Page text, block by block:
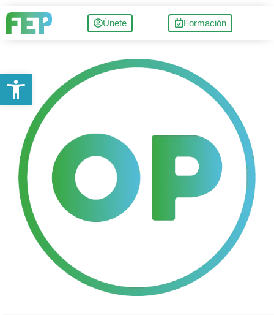
Únete Formación
Abrir barra de herramientas